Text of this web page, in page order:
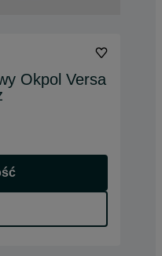
Okpol Versa